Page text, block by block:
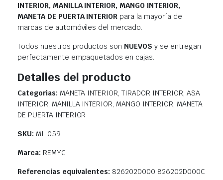
INTERIOR, MANILLA INTERIOR, MANGO INTERIOR,
MANETA DE PUERTA INTERIOR para la mayoría de
marcas de automóviles del mercado.
Todos nuestros productos son NUEVOS y se entregan
perfectamente empaquetados en cajas.
Detalles del producto
Categorias: MANETA INTERIOR, TIRADOR INTERIOR, ASA
INTERIOR, MANILLA INTERIOR, MANGO INTERIOR, MANETA
DE PUERTA INTERIOR
SKU: MI-059
Marca: REMYC
Referencias equivalentes: 826202D000 826202D000C